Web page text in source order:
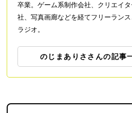
卒業。ゲーム系制作会社、クリエイ
社、写真画廊などを経てフリーラン
ラジオ。
のじまありささんの記事